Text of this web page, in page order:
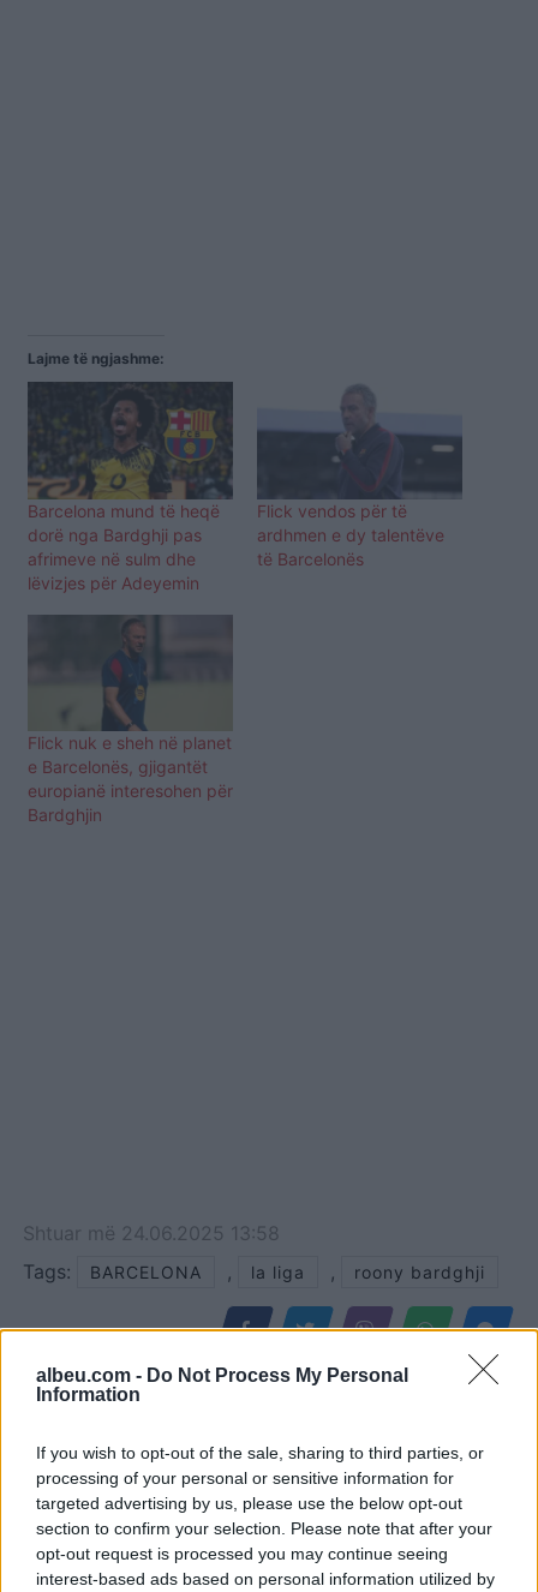
albeu.com - Do Not Process My Personal
Information
If you wish to opt-out of the sale, sharing to third parties, or
processing of your personal or sensitive information for
targeted advertising by us, please use the below opt-out
section to confirm your selection. Please note that after your
opt-out request is processed you may continue seeing
interest-based ads based on personal information utilized by
Lajme të ngjashme:
Barcelona mund të heqë
dorë nga Bardghji pas
afrimeve në sulm dhe
lëvizjes për Adeyemin
Flick vendos për të
ardhmen e dy talentëve
të Barcelonës
Flick nuk e sheh në planet
e Barcelonës, gjigantët
europianë interesohen për
Bardghjin
Shtuar më 24.06.2025 13:58
Tags:
BARCELONA , la liga , roony bardghji